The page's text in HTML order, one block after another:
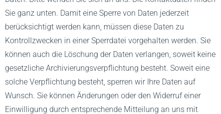
Sie ganz unten. Damit eine Sperre von Daten jederzeit
berücksichtigt werden kann, müssen diese Daten zu
Kontrollzwecken in einer Sperrdatei vorgehalten werden. Sie
können auch die Löschung der Daten verlangen, soweit keine
gesetzliche Archivierungsverpflichtung besteht. Soweit eine
solche Verpflichtung besteht, sperren wir Ihre Daten auf
Wunsch. Sie können Änderungen oder den Widerruf einer
Einwilligung durch entsprechende Mitteilung an uns mit